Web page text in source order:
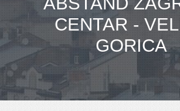
CENTAR -
GORICA